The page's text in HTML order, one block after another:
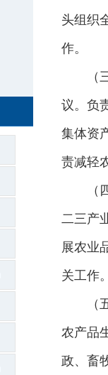
头组织
作。
议。负
集体资
责减轻
二三产
展农业
关工作
农产品
政、畜